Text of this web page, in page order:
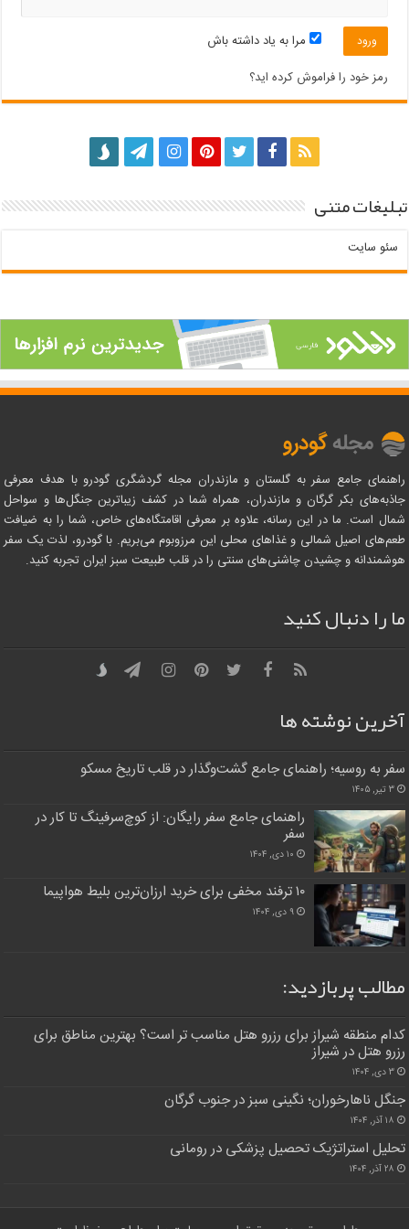
مرا به یاد داشته باش
رمز خود را فراموش کرده اید؟
تبلیغات متنی
سئو سایت
راهنمای جامع سفر به گلستان و مازندران مجله گردشگری گودرو با هدف معرفی
جاذبه‌های بکر گرگان و مازندران، همراه شما در کشف زیباترین جنگل‌ها و سواحل
شمال است. ما در این رسانه، علاوه بر معرفی اقامتگاه‌های خاص، شما را به ضیافت
طعم‌های اصیل شمالی و غذاهای محلی این مرزوبوم می‌بریم. با گودرو، لذت یک سفر
هوشمندانه و چشیدن چاشنی‌های سنتی را در قلب طبیعت سبز ایران تجربه کنید.
ما را دنبال کنید
آخرین نوشته ها
سفر به روسیه؛ راهنمای جامع گشت‌وگذار در قلب تاریخ مسکو
۳ تیر, ۱۴۰۵
راهنمای جامع سفر رایگان: از کوچ‌سرفینگ تا کار در
سفر
۱۰ دی, ۱۴۰۴
۱۰ ترفند مخفی برای خرید ارزان‌ترین بلیط هواپیما
۹ دی, ۱۴۰۴
مطالب پربازدید:
کدام منطقه شیراز برای رزرو هتل مناسب ‌تر است؟ بهترین مناطق برای
رزرو هتل در شیراز
۳ دی, ۱۴۰۴
جنگل ناهارخوران؛ نگینی سبز در جنوب گرگان
۱۸ آذر, ۱۴۰۴
تحلیل استراتژیک تحصیل پزشکی در رومانی
۲۸ آذر, ۱۴۰۴